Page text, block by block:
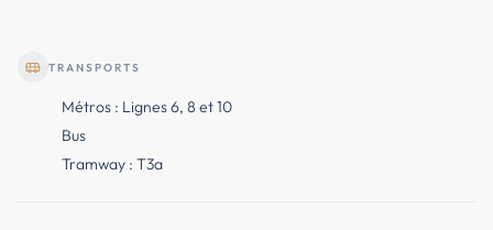
TRANSPORTS
Métros : Lignes 6, 8 et 10
Bus
Tramway : T3a